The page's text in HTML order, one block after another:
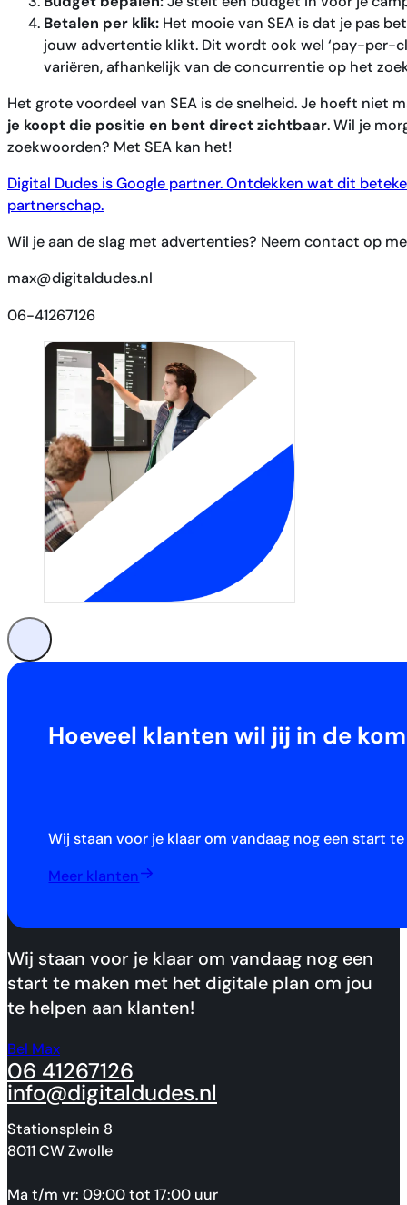
Betalen per klik: Het mooie van SEA is dat je pas
jouw advertentie klikt. Dit wordt ook wel ‘pay-per-
variëren, afhankelijk van de concurrentie op het
Het grote voordeel van SEA is de snelheid. Je hoeft niet
je koopt die positie en bent direct zichtbaar. Wil je
zoekwoorden? Met SEA kan het!
Digital Dudes is Google partner. Ontdekken wat dit
partnerschap.
Wil je aan de slag met advertenties? Neem contact op
max@digitaldudes.nl
06-41267126
Hoeveel klanten wil jij in de
Wij staan voor je klaar om vandaag nog een start
Meer klanten
Wij staan voor je klaar om vandaag nog een
start te maken met het digitale plan om jou
te helpen aan klanten!
Bel Max
06 41267126
info@digitaldudes.nl
Stationsplein 8
8011 CW Zwolle
Ma t/m vr: 09:00 tot 17:00 uur